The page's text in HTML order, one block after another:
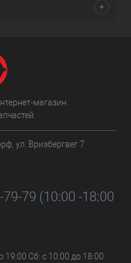
магазин
ул. Вризбергвег 7
79 (10:00 -18:00
19:00 Сб: с 10:00 до 18:00